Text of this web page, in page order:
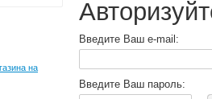
Введите Ваш e-mail:
Введите Ваш пароль: